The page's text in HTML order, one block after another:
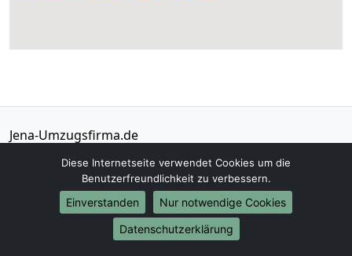
Jena-Umzugsfirma.de
01579-2482372
info@jena-umzugsfirma.de
Diese Internetseite verwendet Cookies um die
Benutzerfreundlichkeit zu verbessern.
Einverstanden
Nur notwendige Cookies
Datenschutzerklärung